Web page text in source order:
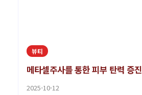
뷰티
메타셀주사를 통한 피부 탄력 증진
2025-10-12